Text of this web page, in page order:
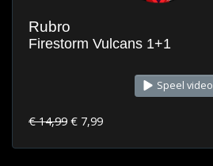
Rubro
Firestorm Vulcans 1+1
Speel video
€ 14,99 € 7,99